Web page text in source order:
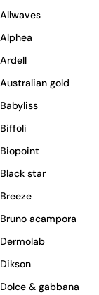
Allwaves
Alphea
Ardell
Australian gold
Babyliss
Biffoli
Biopoint
Black star
Breeze
Bruno acampora
Dermolab
Dikson
Dolce & gabbana